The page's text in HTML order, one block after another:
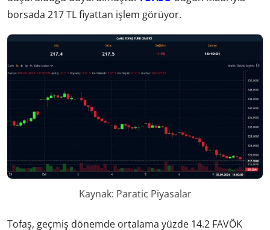
borsada 217 TL fiyattan işlem görüyor.
Kaynak: Paratic Piyasalar
Tofaş, geçmiş dönemde ortalama yüzde 14.2 FAVÖK